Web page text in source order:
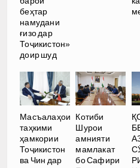
беҳтар
намудани
ғизо дар
Тоҷикистон»
доир шуд
Масъалаҳои
таҳкими
ҳамкории
Тоҷикистон
ва Чин дар
Котиби
Шурои
амнияти
мамлакат
бо Сафири